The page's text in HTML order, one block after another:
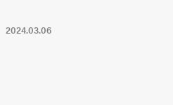
2024.03.06